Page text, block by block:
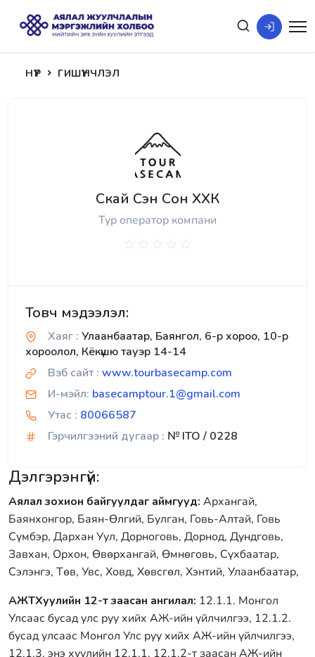
НҮҮР ГИШҮҮНЧЛЭЛ
Скай Сэн Сон ХХК
Тур оператор компани
Товч мэдээлэл:
Хаяг : Улаанбаатар, Баянгол, 6-р хороо, 10-р
хороолол, Кёкүшю тауэр 14-14
Вэб сайт : www.tourbasecamp.com
И-мэйл: basecamptour.1@gmail.com
Утас : 80066587
Гэрчилгээний дугаар : № ITO / 0228
Дэлгэрэнгүй:
Аялал зохион байгуулдаг аймгууд: Архангай,
Баянхонгор, Баян-Өлгий, Булган, Говь-Алтай, Говь
Сүмбэр, Дархан Уул, Дорноговь, Дорнод, Дундговь,
Завхан, Орхон, Өвөрхангай, Өмнөговь, Сүхбаатар,
Сэлэнгэ, Төв, Увс, Ховд, Хөвсгөл, Хэнтий, Улаанбаатар,
АЖТХуулийн 12-т заасан ангилал: 12.1.1. Монгол
Улсаас бусад улс руу хийх АЖ-ийн үйлчилгээ, 12.1.2.
бусад улсаас Монгол Улс руу хийх АЖ-ийн үйлчилгээ,
12.1.3. энэ хуулийн 12.1.1, 12.1.2-т заасан АЖ-ийн